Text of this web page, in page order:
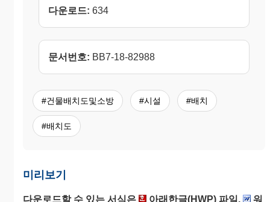
다운로드: 634
문서번호: BB7-18-82988
#건물배치도및소방 #시설 #배치
#배치도
미리보기
다운로드할 수 있는 서식은 아래한글(HWP) 파일, 워